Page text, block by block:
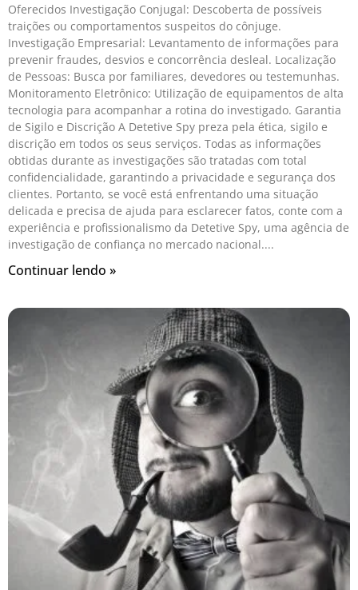
Oferecidos Investigação Conjugal: Descoberta de possíveis
traições ou comportamentos suspeitos do cônjuge.
Investigação Empresarial: Levantamento de informações para
prevenir fraudes, desvios e concorrência desleal. Localização
de Pessoas: Busca por familiares, devedores ou testemunhas.
Monitoramento Eletrônico: Utilização de equipamentos de alta
tecnologia para acompanhar a rotina do investigado. Garantia
de Sigilo e Discrição A Detetive Spy preza pela ética, sigilo e
discrição em todos os seus serviços. Todas as informações
obtidas durante as investigações são tratadas com total
confidencialidade, garantindo a privacidade e segurança dos
clientes. Portanto, se você está enfrentando uma situação
delicada e precisa de ajuda para esclarecer fatos, conte com a
experiência e profissionalismo da Detetive Spy, uma agência de
investigação de confiança no mercado nacional.
Continuar lendo »